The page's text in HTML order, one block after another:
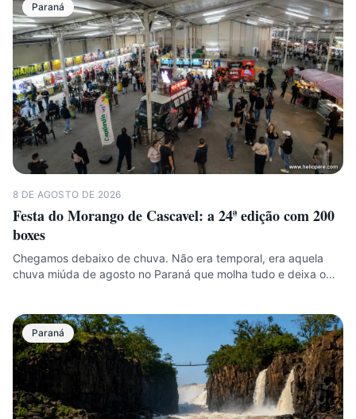
Paraná
8 DE AGOSTO DE 2026
Festa do Morango de Cascavel: a 24ª edição com 200
boxes
Chegamos debaixo de chuva. Não era temporal, era aquela
chuva miúda de agosto no Paraná que molha tudo e deixa o…
Paraná